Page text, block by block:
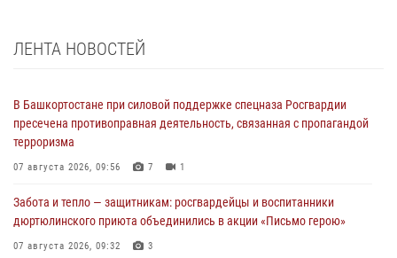
ЛЕНТА НОВОСТЕЙ
В Башкортостане при силовой поддержке спецназа Росгвардии
пресечена противоправная деятельность, связанная с пропагандой
терроризма
07 августа 2026, 09:56 7 1
Забота и тепло — защитникам: росгвардейцы и воспитанники
дюртюлинского приюта объединились в акции «Письмо герою»
07 августа 2026, 09:32 3